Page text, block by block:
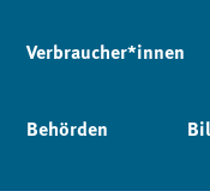
Verbraucher*innen
Behörden